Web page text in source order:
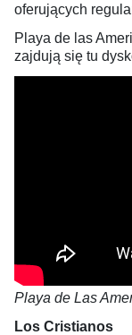
oferujących
Playa de las
zajdują się tu
Playa de Las
Los Cristianos